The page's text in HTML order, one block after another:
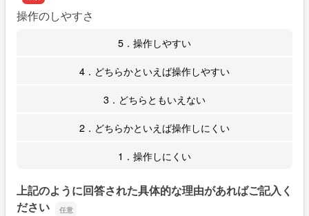
操作のしやすさ
5．操作しやすい
4．どちらかといえば操作しやすい
3．どちらともいえない
2．どちらかといえば操作しにくい
1．操作しにくい
上記のように回答された具体的な理由があればご記入く
ださい